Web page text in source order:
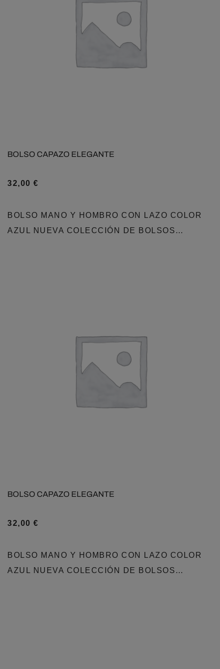
BOLSO CAPAZO ELEGANTE
32,00 €
BOLSO MANO Y HOMBRO CON LAZO COLOR
AZUL NUEVA COLECCIÓN DE BOLSOS…
BOLSO CAPAZO ELEGANTE
32,00 €
BOLSO MANO Y HOMBRO CON LAZO COLOR
AZUL NUEVA COLECCIÓN DE BOLSOS…